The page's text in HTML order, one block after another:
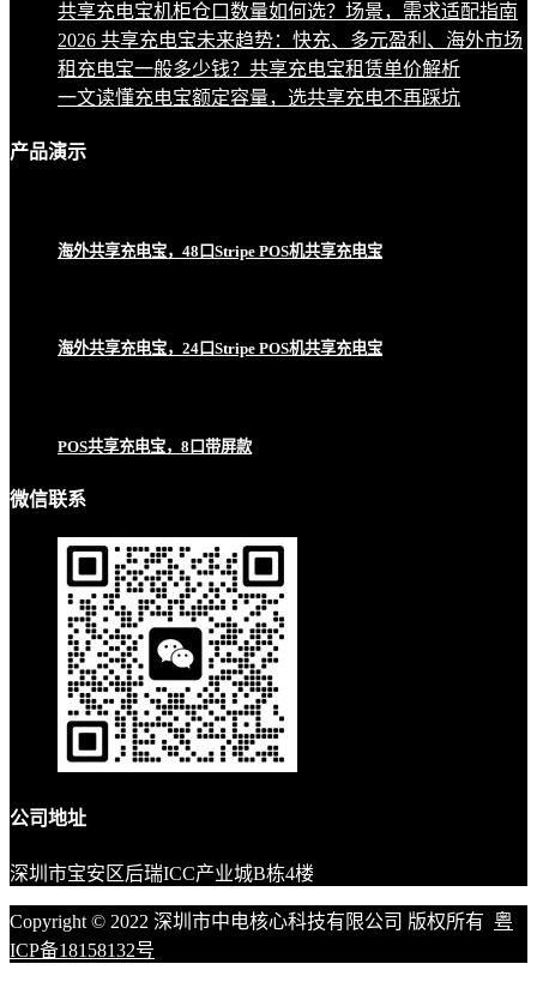
共享充电宝机柜仓口数量如何选？场景，需求适配指南
2026 共享充电宝未来趋势：快充、多元盈利、海外市场
租充电宝一般多少钱？共享充电宝租赁单价解析
一文读懂充电宝额定容量，选共享充电不再踩坑
产品演示
海外共享充电宝，48口Stripe POS机共享充电宝
海外共享充电宝，24口Stripe POS机共享充电宝
POS共享充电宝，8口带屏款
微信联系
公司地址
深圳市宝安区后瑞ICC产业城B栋4楼
Copyright © 2022 深圳市中电核心科技有限公司 版权所有 粤
ICP备18158132号